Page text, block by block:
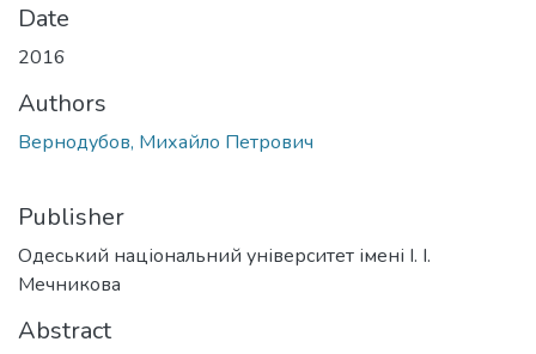
Date
2016
Authors
Вернодубов, Михайло Петрович
Publisher
Одеський національний університет імені І. І.
Мечникова
Abstract